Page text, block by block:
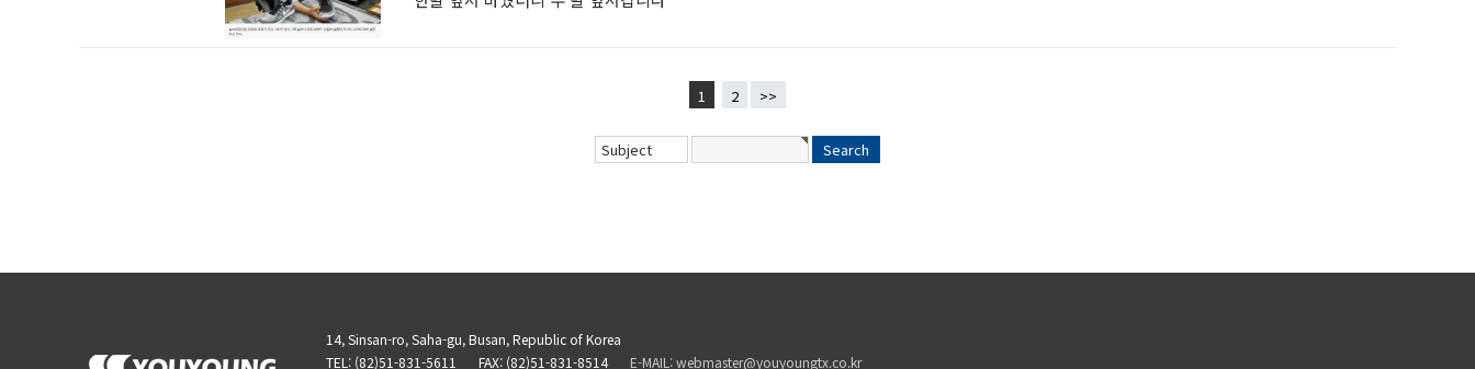
1 2 >>
14, Sinsan-ro, Saha-gu, Busan, Republic of Korea
TEL: (82)51-831-5611
FAX: (82)51-831-8514 E-MAIL: webmaster@youyoungtx.co.kr